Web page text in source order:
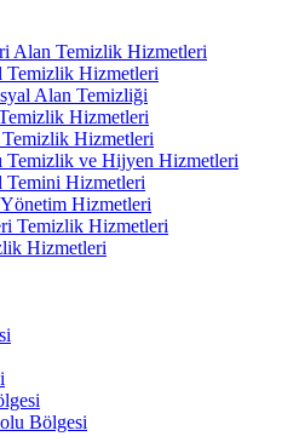
Alan Temizlik Hizmetleri
Temizlik Hizmetleri
Alan Temizliği
Hizmetleri
Hizmetleri
Temizlik ve Hijyen Hizmetleri
Temini Hizmetleri
Hizmetleri
Temizlik Hizmetleri
Hizmetleri
Bölgesi